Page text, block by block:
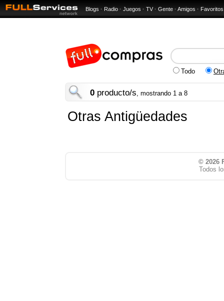
Blogs · Radio · Juegos · TV · Gente · Amigos · Favoritos
Todo
0 producto/s, mostrando 1 a 8
Otras Antigüedades
© 2026
Todos